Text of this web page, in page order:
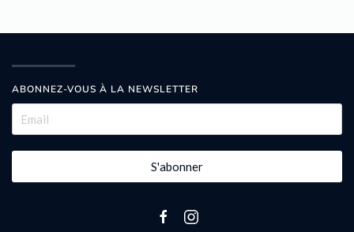
ABONNEZ-VOUS À LA NEWSLETTER
S'abonner